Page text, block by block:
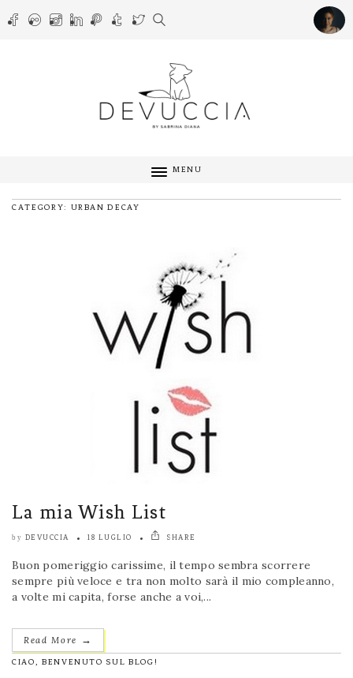
MENU
CATEGORY: URBAN DECAY
La mia Wish List
by DEVUCCIA 18 LUGLIO SHARE
Buon pomeriggio carissime, il tempo sembra scorrere
sempre più veloce e tra non molto sarà il mio compleanno,
a volte mi capita, forse anche a voi,...
Read More →
CIAO, BENVENUTO SUL BLOG!